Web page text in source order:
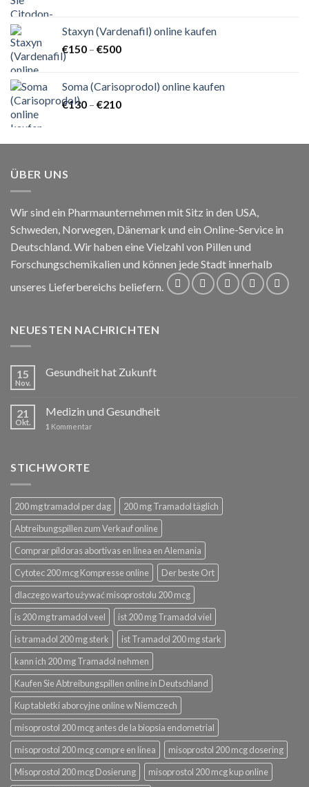
€820
Staxyn (Vardenafil) online kaufen
€150 – €500Preisspanne:
€500
Soma (Carisoprodol) online kaufen
€130 – €210Preisspanne:
€210
ÜBER UNS
Wir sind ein Pharmaunternehmen mit Sitz in den USA,
Schweden, Norwegen, Dänemark und ein Online-Service in
Deutschland. Wir haben eine Vielzahl von Pillen und
Forschungschemikalien und können jede Stadt innerhalb
unseres Lieferbereichs beliefern.
NEUESTEN NACHRICHTEN
15
Nov.
Gesundheit hat Zukunft
21
Okt.
Medizin und Gesundheit
1 Kommentar
STICHWORTE
200 mg tramadol per dag
200 mg Tramadol täglich
Abtreibungspillen zum Verkauf online
Comprar píldoras abortivas en línea en Alemania
Cytotec 200 mcg Kompresse online
Der beste Ort
dlaczego warto używać misoprostolu 200 mcg
is 200 mg tramadol veel
ist 200 mg Tramadol viel
is tramadol 200 mg sterk
ist Tramadol 200 mg stark
kann ich 200 mg Tramadol nehmen
Kaufen Sie Abtreibungspillen online in Deutschland
Kup tabletki aborcyjne online w Niemczech
misoprostol 200 mcg antes de la biopsia endometrial
misoprostol 200 mcg compre en línea
misoprostol 200 mcg dosering
Misoprostol 200 mcg Dosierung
misoprostol 200 mcg kup online